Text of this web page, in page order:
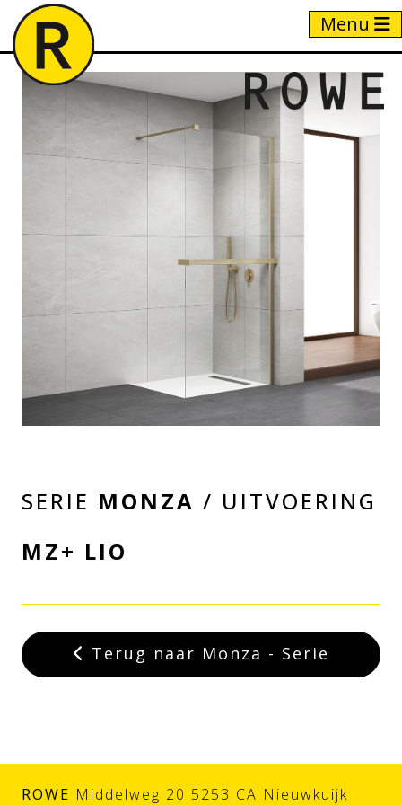
Menu
Home /
SERIE MONZA / UITVOERING
MZ+ LIO
Terug naar Monza - Serie
ROWE Middelweg 20 5253 CA Nieuwkuijk